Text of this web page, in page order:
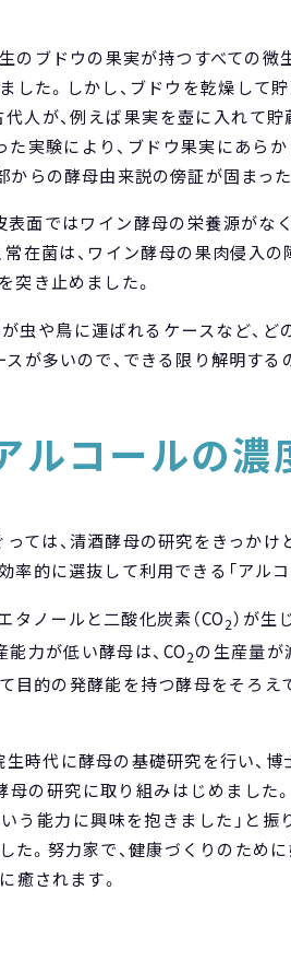
生のブドウの果実が持つすべての
した。しかし、ブドウを乾燥して
代人が、例えば果実を壺に入れて
た実験により、ブドウ果実にあら
からの酵母由来説の傍証が固まった
表面ではワイン酵母の栄養源がな
常在菌は、ワイン酵母の果肉侵入
突き止めました。
が虫や鳥に運ばれるケースなど
スが多いので、できる限り解明す
ルコールの濃
っては、清酒酵母の研究をきっか
率的に選抜して利用できる「アル
タノールと二酸化炭素（CO2）が生
力が低い酵母は、CO2の生産量が
目的の発酵能を持つ酵母をそろえ
生時代に酵母の基礎研究を行い、
母の研究に取り組みはじめました
う能力に興味を抱きました」と
た。努力家で、健康づくりのため
癒されます。